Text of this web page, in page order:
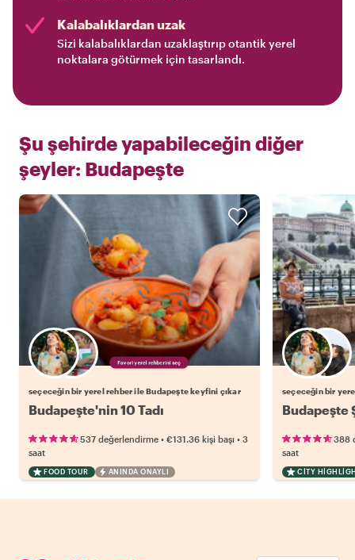
Kalabalıklardan uzak
Sizi kalabalıklardan uzaklaştırıp otantik yerel
noktalara götürmek için tasarlandı.
Şu şehirde yapabileceğin diğer
şeyler: Budapeşte
Favori yerel rehberini seç
seçeceğin bir yerel rehber ile Budapeşte keyfini çıkar
Budapeşte'nin 10 Tadı
537 değerlendirme • €131.36 kişi başı • 3
saat
FOOD TOUR ANINDA ONAYLI
seçeceğin bir
Budapeşte
388
saat
CITY